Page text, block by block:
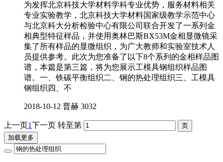
为发挥北京科技大学材料学科专业优势，服务材料相关
专业实验教学，北京科技大学材料国家级教学示范中心
与北京科大分析检验中心有限公司联合开发了一系列金
相典型特征样品，并使用奥林巴斯BX53M金相显微镜采
集了所有样品的显微组织，为广大教师和实验室技术人
员提供参考。此次为您准备了以下8个系列的金相样品图
谱，本篇是第三篇，将为您展示工模具钢组织样品图
谱。一、铁碳平衡组织二、钢的热处理组织三、工模具
钢组织四、不
2018-10-12 普赫 3032
上一页1下一页 转至第
加载更多